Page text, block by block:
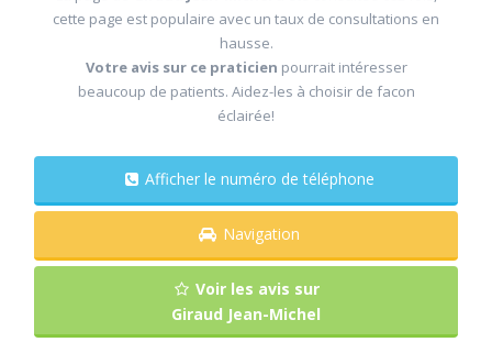
cette page est populaire avec un taux de consultations en
hausse.
Votre avis sur ce praticien pourrait intéresser
beaucoup de patients. Aidez-les à choisir de facon
éclairée!
Afficher le numéro de téléphone
Navigation
Voir les avis sur
Giraud Jean-Michel